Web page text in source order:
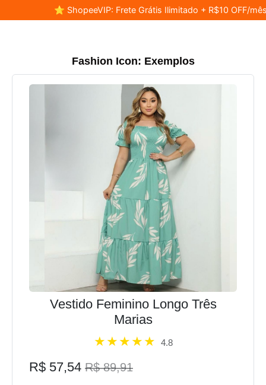
⭐ ShopeeVIP: Frete Grátis Ilimitado + R$10 OFF/
Fashion Icon: Exemplos
Vestido Feminino Longo Três
Marias
4.8
R$ 57,54 R$ 89,91